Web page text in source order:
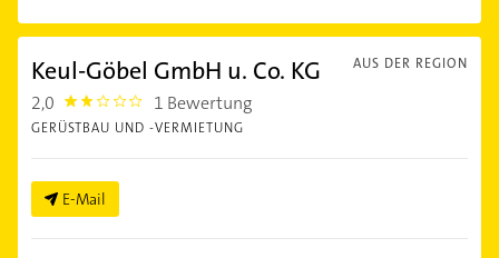
AUS DER REGION
Keul-Göbel GmbH u. Co. KG
2,0 2.0 1 Bewertung
GERÜSTBAU UND -VERMIETUNG
E-Mail